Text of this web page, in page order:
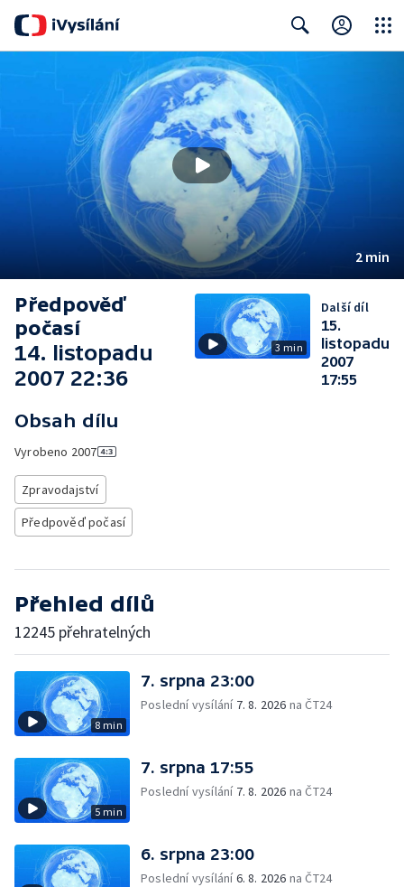
2 min
Předpověď
počasí
14. listopadu
2007 22:36
Obsah dílu
Vyrobeno 2007
Zpravodajství
Předpověď počasí
3 min
Další díl
15.
listopadu
2007
17:55
Přehled dílů
12245 přehratelných
8 min
7. srpna 23:00
Poslední vysílání 7. 8. 2026 na ČT24
5 min
7. srpna 17:55
Poslední vysílání 7. 8. 2026 na ČT24
6. srpna 23:00
Poslední vysílání6. 8. 2026 na ČT24